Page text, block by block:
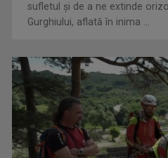
ÎN PRELUNGIRI
Emisiunea prezintă actualitatea
sufletul și de a ne extinde
Gurghiului, aflată în inima ...